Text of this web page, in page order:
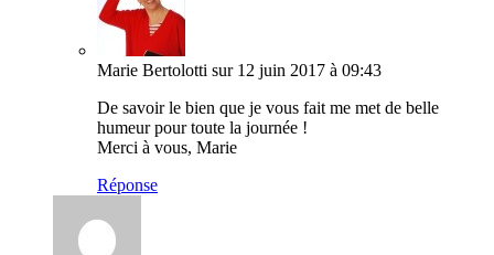
Marie Bertolotti sur 12 juin 2017 à 09:43
De savoir le bien que je vous fait me met de belle
humeur pour toute la journée !
Merci à vous, Marie
Réponse